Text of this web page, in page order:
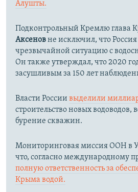
Алушты.
Подконтрольный Кремлю глава
Аксеновне исключил, что
чрезвычайной ситуацию с
Он также утверждал, что 2020
засушливым за 150 лет
Власти России выделили
строительство новых водоводов,
бурение скважин.
Мониторинговая миссия ООН в
что, согласно международному
полную ответственность за
Крыма водой.